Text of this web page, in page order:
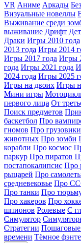
VR Аниме Аркады
Визуальные новеллы
Выживание среди
выживание Дрифт
Драки Игры 2010 года
2013 года Игры 2014
Игры 2017 года Игры
года Игры 2021 года
2024 года Игры 2025
Игры на двоих Игры
Мини игры
первого лица От
Поиск предметов
баскетбол Про
гномов Про грузовики
животных Про зомби
корабли Про космос
паркур Про пиратов
постапокалипсис Про
рыцарей Про
средневековье Про
Про танки Про
Про хакеров Про
шпионов Ролевые С
Симулятор
Стратегии Пошаговые
времени Тёмное